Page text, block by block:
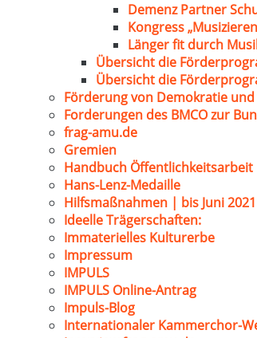
Demenz Partner
Kongress
Länger fit durch
Übersicht die
Übersicht die
Förderung von Demokratie
Forderungen des BMCO zur
frag-amu.de
Gremien
Handbuch Öffentlichkeitsarbeit
Hans-Lenz-Medaille
Hilfsmaßnahmen | bis Juni 2021
Ideelle Trägerschaften:
Immaterielles Kulturerbe
Impressum
IMPULS
IMPULS Online-Antrag
Impuls-Blog
Internationaler Kammerchor-